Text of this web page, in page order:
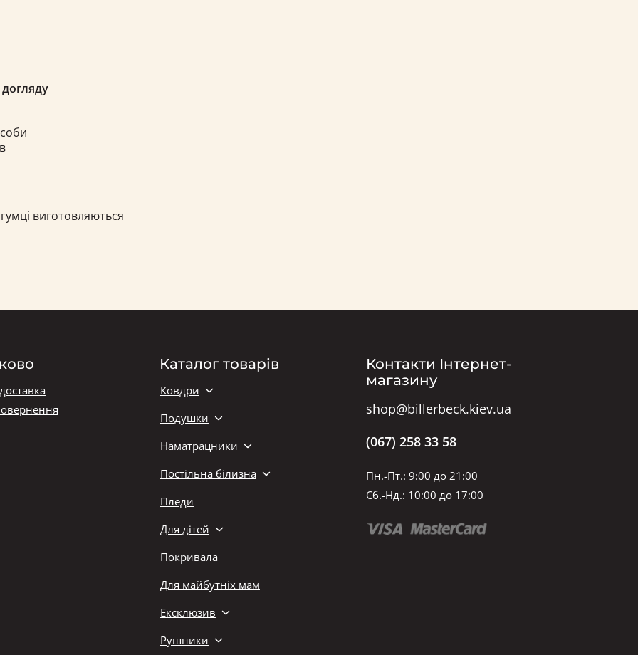
виготовляються
Каталог товарів
Ковдри
Подушки
Наматрацники
Постільна білизна
Пледи
Для дітей
Покривала
Для майбутніх мам
Ексклюзив
Рушники
Контакти Інтернет-
магазину
shop@billerbeck.kiev.ua
(067) 258 33 58
Пн.-Пт.: 9:00 до 21:00
Сб.-Нд.: 10:00 до 17:00